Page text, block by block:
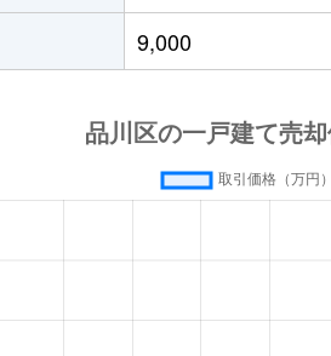
徒歩8分
徒歩6分 55m²
小路 徒歩6分 140m²
徒歩8分 160m²
9,000